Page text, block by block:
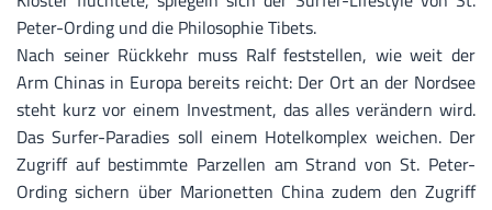
Peter-Ording und die Philosophie Tibets.
Nach seiner Rückkehr muss Ralf feststellen, wie weit der
Arm Chinas in Europa bereits reicht: Der Ort an der Nordsee
steht kurz vor einem Investment, das alles verändern wird.
Das Surfer-Paradies soll einem Hotelkomplex weichen. Der
Zugriff auf bestimmte Parzellen am Strand von St. Peter-
Ording sichern über Marionetten China zudem den Zugriff